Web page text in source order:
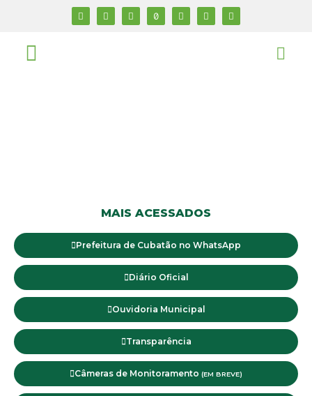
MAIS ACESSADOS
Prefeitura de Cubatão no WhatsApp
Diário Oficial
Ouvidoria Municipal
Transparência
Câmeras de Monitoramento (EM BREVE)